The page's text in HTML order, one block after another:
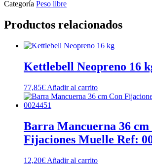
Categoría Peso libre
Productos relacionados
Kettlebell Neopreno 16
77,85€ Añadir al carrito
Barra Mancuerna 36 cm
Fijaciones Muelle Ref:
12,20€ Añadir al carrito